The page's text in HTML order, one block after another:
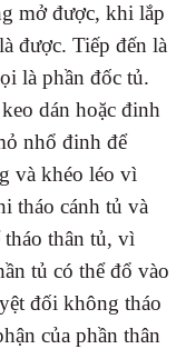
mở được, khi lắp
được. Tiếp đến là
là phần đốc tủ.
dán hoặc đinh
nhổ đinh để
và khéo léo vì
tháo cánh tủ và
tháo thân tủ, vì
tủ có thể đổ vào
đối không tháo
của phần thân